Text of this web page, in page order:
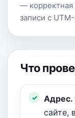
— корректная
записи с
Что
Адрес.
сайте,